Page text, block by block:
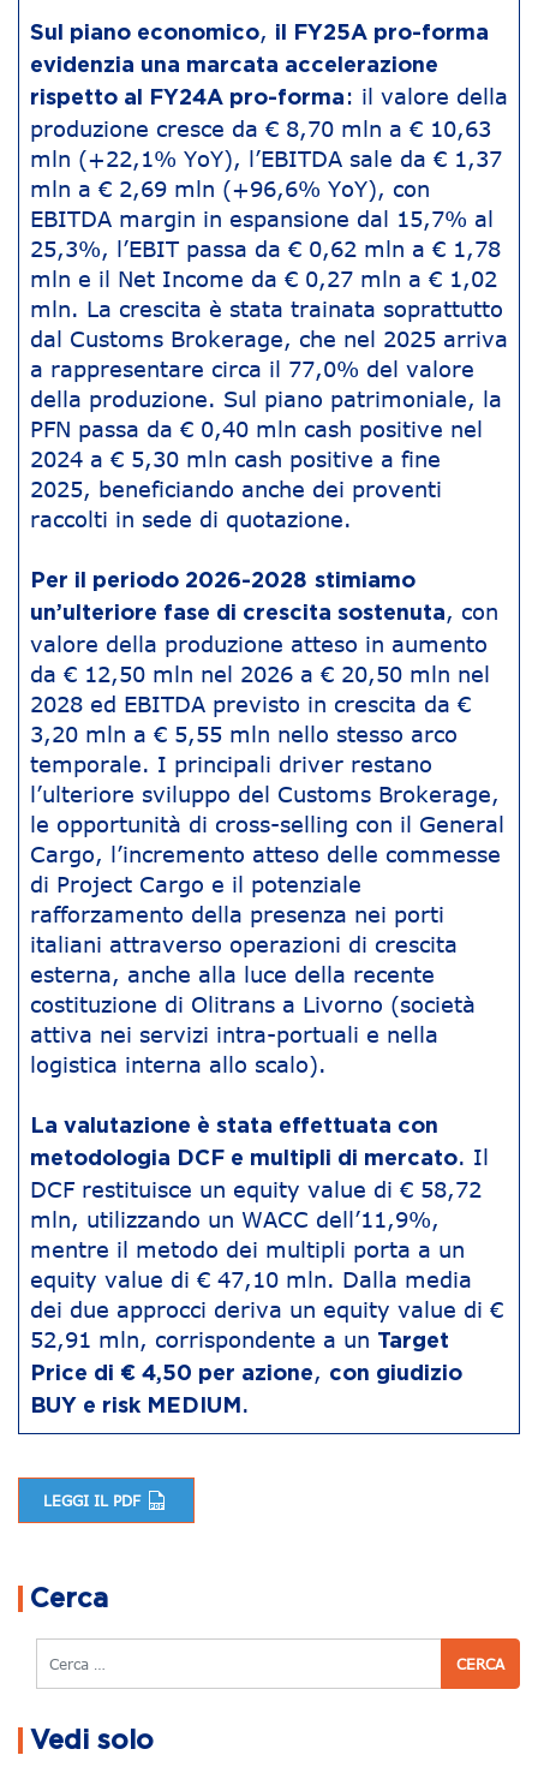
Sul piano economico, il FY25A pro-forma
evidenzia una marcata accelerazione
rispetto al FY24A pro-forma : il valore della
produzione cresce da € 8,70 mln a € 10,63
mln (+22,1% YoY), l’EBITDA sale da € 1,37
mln a € 2,69 mln (+96,6% YoY), con
EBITDA margin in espansione dal 15,7% al
25,3%, l’EBIT passa da € 0,62 mln a € 1,78
mln e il Net Income da € 0,27 mln a € 1,02
mln. La crescita è stata trainata soprattutto
dal Customs Brokerage, che nel 2025 arriva
a rappresentare circa il 77,0% del valore
della produzione. Sul piano patrimoniale, la
PFN passa da € 0,40 mln cash positive nel
2024 a € 5,30 mln cash positive a fine
2025, beneficiando anche dei proventi
raccolti in sede di quotazione.
Per il periodo 2026-2028 stimiamo
un’ulteriore fase di crescita sostenuta, con
valore della produzione atteso in aumento
da € 12,50 mln nel 2026 a € 20,50 mln nel
2028 ed EBITDA previsto in crescita da €
3,20 mln a € 5,55 mln nello stesso arco
temporale. I principali driver restano
l’ulteriore sviluppo del Customs Brokerage,
le opportunità di cross-selling con il General
Cargo, l’incremento atteso delle commesse
di Project Cargo e il potenziale
rafforzamento della presenza nei porti
italiani attraverso operazioni di crescita
esterna, anche alla luce della recente
costituzione di Olitrans a Livorno (società
attiva nei servizi intra-portuali e nella
logistica interna allo scalo).
La valutazione è stata effettuata con
metodologia DCF e multipli di mercato. Il
DCF restituisce un equity value di € 58,72
mln, utilizzando un WACC dell’11,9%,
mentre il metodo dei multipli porta a un
equity value di € 47,10 mln. Dalla media
dei due approcci deriva un equity value di €
52,91 mln, corrispondente a un Target
Price di € 4,50 per azione, con giudizio
BUY e risk MEDIUM .
LEGGI IL PDF
Cerca
Cerca
Vedi solo